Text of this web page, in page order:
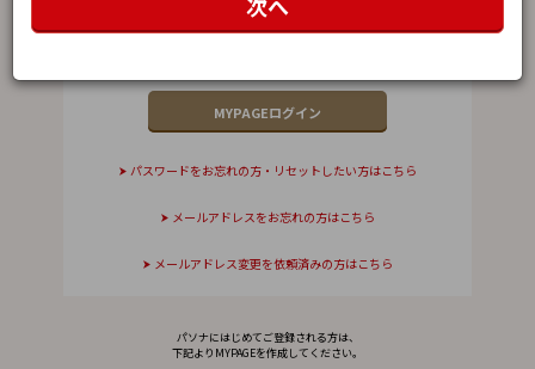
パスワードをお忘れの方・リセットしたい方はこちら
メールアドレスをお忘れの方はこちら
メールアドレス変更を依頼済みの方はこちら
パソナにはじめてご登録される方は、
下記よりMYPAGEを作成してください。